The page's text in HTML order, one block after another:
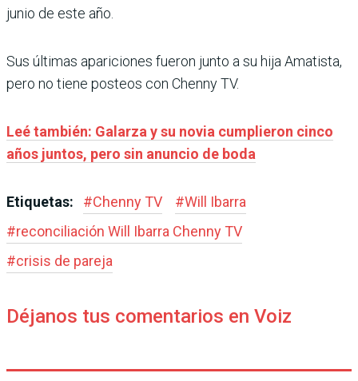
junio de este año.
Sus últimas apariciones fueron junto a su hija Amatista,
pero no tiene posteos con Chenny TV.
Leé también: Galarza y su novia cumplieron cinco
años juntos, pero sin anuncio de boda
Etiquetas: #Chenny TV #Will Ibarra
#reconciliación Will Ibarra Chenny TV
#crisis de pareja
Déjanos tus comentarios en Voiz